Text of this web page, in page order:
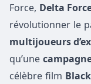
Force, Delta
révolutionner le
multijoueurs
qu’une
célèbre film